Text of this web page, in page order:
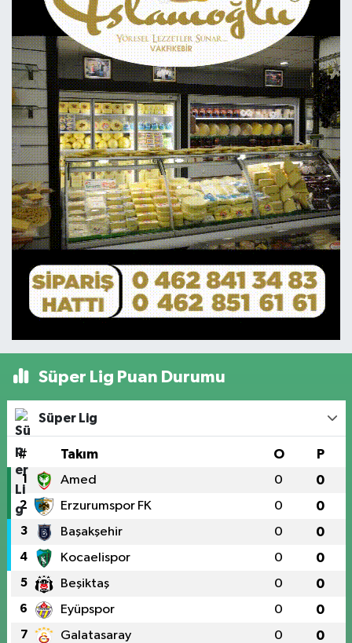
Süper Lig Puan Durumu
Süper Lig
# Takım O P
1 Amed 0 0
2 Erzurumspor FK 0 0
3 Başakşehir 0 0
4 Kocaelispor 0 0
5 Beşiktaş 0 0
6 Eyüpspor 0 0
7 Galatasaray 0 0